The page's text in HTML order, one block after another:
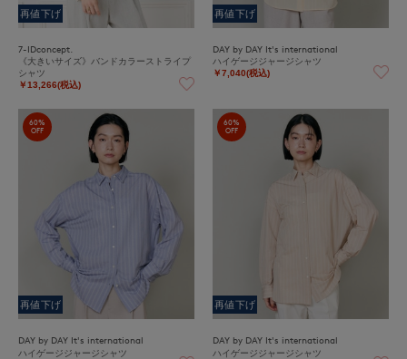
再値下げ
7-IDconcept.
《大きいサイズ》バンドカラーストライプ
シャツ
￥13,266(税込)
再値下げ
DAY by DAY It's international
ハイゲージジャージシャツ
￥7,040(税込)
60%
OFF
再値下げ
DAY by DAY It's international
ハイゲージジャージシャツ
60%
OFF
再値下げ
DAY by DAY It's international
ハイゲージジャージシャツ